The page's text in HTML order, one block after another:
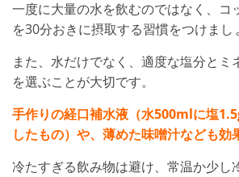
一度に大量の水を飲むのではなく、コ
を30分おきに摂取する習慣をつけまし
また、水だけでなく、適度な塩分とミ
を選ぶことが大切です。
手作りの経口補水液（水500mlに塩
したもの）や、薄めた味噌汁なども効
冷たすぎる飲み物は避け、常温か少し